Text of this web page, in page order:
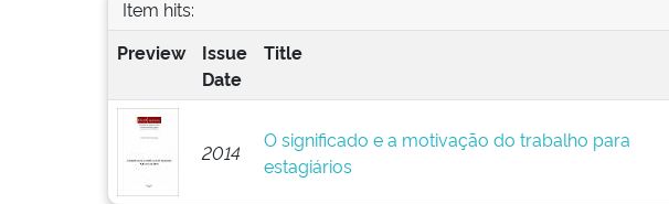
Item hits:
Preview
Issue
Date
Title
2014
O significado e a motivação do trabalho para
estagiários